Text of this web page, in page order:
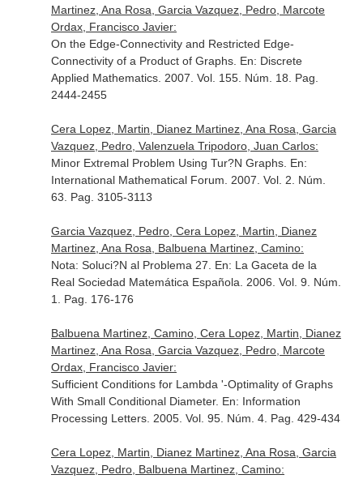
Martinez, Ana Rosa, Garcia Vazquez, Pedro, Marcote
Ordax, Francisco Javier:
On the Edge-Connectivity and Restricted Edge-
Connectivity of a Product of Graphs. En: Discrete
Applied Mathematics. 2007. Vol. 155. Núm. 18. Pag.
2444-2455
Cera Lopez, Martin, Dianez Martinez, Ana Rosa, Garcia
Vazquez, Pedro, Valenzuela Tripodoro, Juan Carlos:
Minor Extremal Problem Using Tur?N Graphs. En:
International Mathematical Forum . 2007. Vol. 2. Núm.
63. Pag. 3105-3113
Garcia Vazquez, Pedro, Cera Lopez, Martin, Dianez
Martinez, Ana Rosa, Balbuena Martinez, Camino:
Nota: Soluci?N al Problema 27. En: La Gaceta de la
Real Sociedad Matemática Española . 2006. Vol. 9. Núm.
1. Pag. 176-176
Balbuena Martinez, Camino, Cera Lopez, Martin, Dianez
Martinez, Ana Rosa, Garcia Vazquez, Pedro, Marcote
Ordax, Francisco Javier:
Sufficient Conditions for Lambda '-Optimality of Graphs
With Small Conditional Diameter. En: Information
Processing Letters. 2005. Vol. 95. Núm. 4. Pag. 429-434
Cera Lopez, Martin, Dianez Martinez, Ana Rosa, Garcia
Vazquez, Pedro, Balbuena Martinez, Camino: